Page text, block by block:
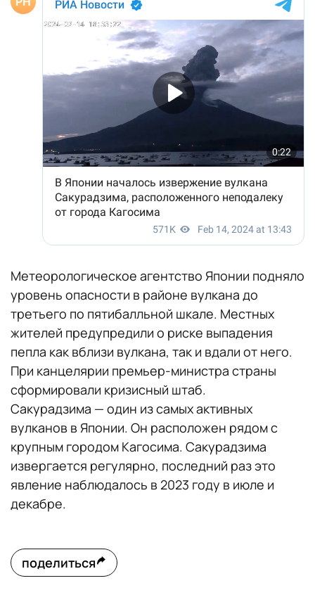
Метеорологическое агентство Японии подняло
уровень опасности в районе вулкана до
третьего по пятибалльной шкале. Местных
жителей предупредили о риске выпадения
пепла как вблизи вулкана, так и вдали от него.
При канцелярии премьер-министра страны
сформировали кризисный штаб.
Сакурадзима — один из самых активных
вулканов в Японии. Он расположен рядом с
крупным городом Кагосима. Сакурадзима
извергается регулярно, последний раз это
явление наблюдалось в 2023 году в июле и
декабре.
поделиться